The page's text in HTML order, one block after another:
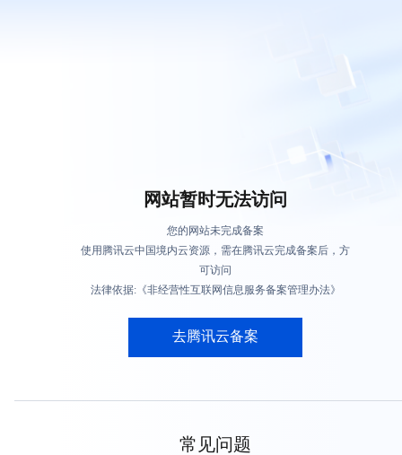
网站暂时无法访问
您的网站未完成备案
使用腾讯云中国境内云资源，需在腾讯云完成备案后，方
可访问
法律依据:《非经营性互联网信息服务备案管理办法》
去腾讯云备案
常见问题